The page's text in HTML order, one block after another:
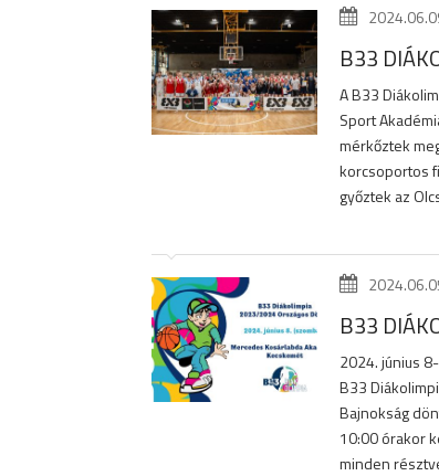
B33
A B33
Sport
mérkőztek
korcsoportos
győztek az
B33
2024. június
B33
Bajnokság
10:00 órakor
minden